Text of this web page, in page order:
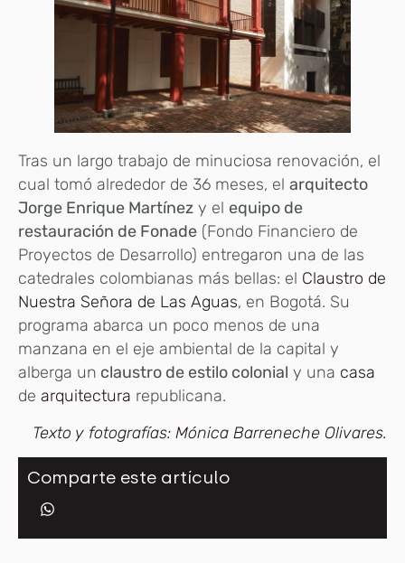
Tras un largo trabajo de minuciosa renovación, el
cual tomó alrededor de 36 meses, el arquitecto
Jorge Enrique Martínez y el equipo de
restauración de Fonade (Fondo Financiero de
Proyectos de Desarrollo) entregaron una de las
catedrales colombianas más bellas: el Claustro de
Nuestra Señora de Las Aguas, en Bogotá. Su
programa abarca un poco menos de una
manzana en el eje ambiental de la capital y
alberga un claustro de estilo colonial y una casa
de arquitectura republicana.
Texto y fotografías: Mónica Barreneche Olivares.
Comparte este artículo